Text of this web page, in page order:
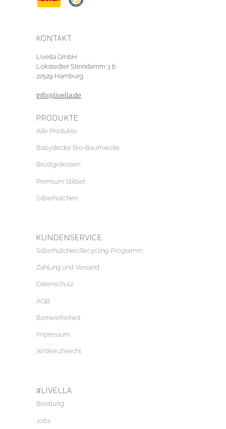
KONTAKT
Livella GmbH
Lokstedter Steindamm 3 b
22529 Hamburg
info@livella.de
PRODUKTE
Alle Produkte
Babydecke Bio-Baumwolle
Brustgelkissen
Premium Stillset
Silberhütchen
KUNDENSERVICE
Silberhütchen Recycling-Programm
Zahlung und Versand
Datenschutz
AGB
Barrierefreiheit
Impressum
Widerrufsrecht
#LIVELLA
Beratung
Jobs